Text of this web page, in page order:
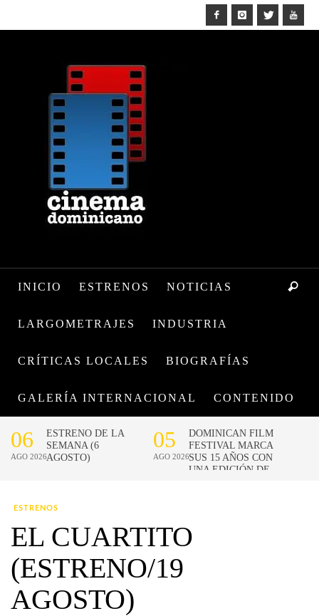
INICIO ESTRENOS NOTICIAS
LARGOMETRAJES INDUSTRIA
CRÍTICAS LOCALES BIOGRAFÍAS
GALERÍA INTERNACIONAL CONTENIDO
ESTRENOS
EL CUARTITO
(ESTRENO/19
AGOSTO)